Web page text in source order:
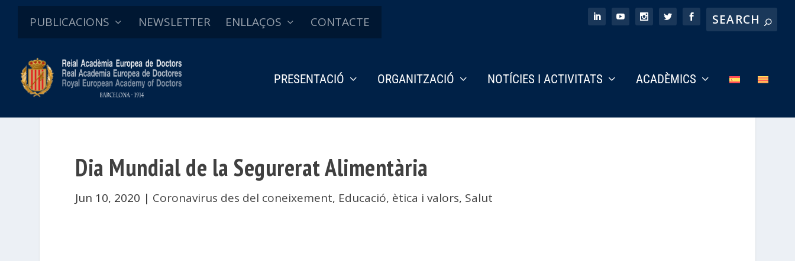
PUBLICACIONS NEWSLETTER ENLLAÇOS CONTACTE
PRESENTACIÓ ORGANITZACIÓ NOTÍCIES I ACTIVITATS ACADÈMICS
Dia Mundial de la Segurerat Alimentària
Jun 10, 2020 | Coronavirus des del coneixement, Educació, ètica i valors, Salut